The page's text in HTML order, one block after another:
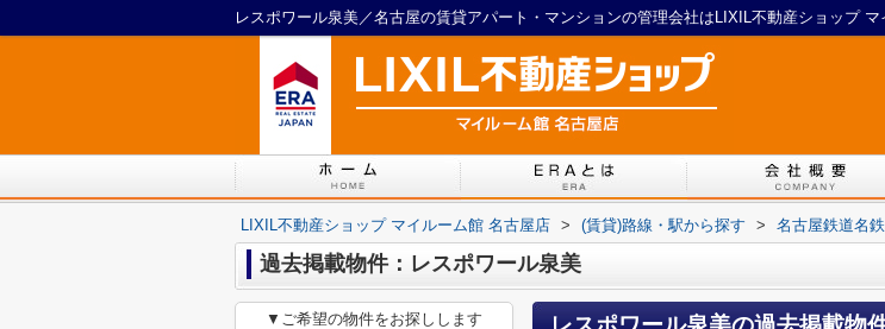
LIXIL不動産ショップ マイルーム館 名古屋店 > (賃貸)路線・駅から探す > 名古屋鉄道名
過去掲載物件：レスポワール泉美
▼ご希望の物件をお探しします